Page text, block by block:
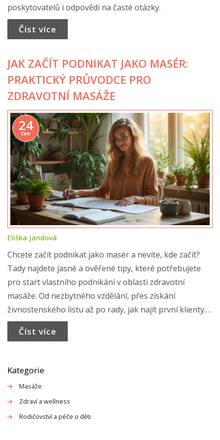
poskytovatelů i odpovědi na časté otázky.
Číst více
JAK ZAČÍT PODNIKAT JAKO MASÉR:
PRAKTICKÝ PRŮVODCE PRO
ZDRAVOTNÍ MASÁŽE
24
čen
Eliška Jandová
Chcete začít podnikat jako masér a nevíte, kde začít?
Tady najdete jasné a ověřené tipy, které potřebujete
pro start vlastního podnikání v oblasti zdravotní
masáže. Od nezbytného vzdělání, přes získání
živnostenského listu až po rady, jak najít první klienty.
Dozvíte se i zákulisní tipy, které vám usnadní rozjezd i
provoz v praxi. Vše je napsané srozumitelně a přímo,
Číst více
Kategorie
Masáže
Zdraví a wellness
Rodičovství a péče o děti